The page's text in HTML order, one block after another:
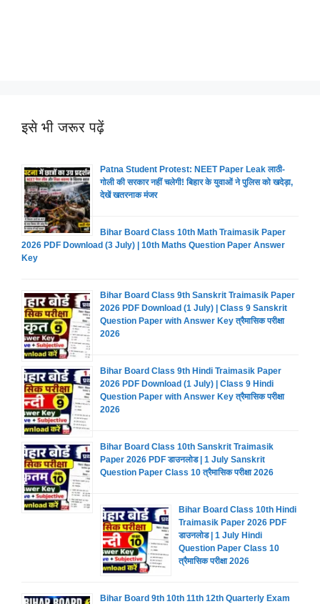
इसे भी जरूर पढ़ें
Patna Student Protest: NEET Paper Leak लाठी-
गोली की सरकार नहीं चलेगी! बिहार के युवाओं ने पुलिस को खदेड़ा,
देखें खतरनाक मंजर
Bihar Board Class 10th Math Traimasik Paper
2026 PDF Download (3 July) | 10th Maths Question Paper Answer
Key
Bihar Board Class 9th Sanskrit Traimasik Paper
2026 PDF Download (1 July) | Class 9 Sanskrit
Question Paper with Answer Key त्रैमासिक परीक्षा
2026
Bihar Board Class 9th Hindi Traimasik Paper
2026 PDF Download (1 July) | Class 9 Hindi
Question Paper with Answer Key त्रैमासिक परीक्षा
2026
Bihar Board Class 10th Sanskrit Traimasik
Paper 2026 PDF डाउनलोड | 1 July Sanskrit
Question Paper Class 10 त्रैमासिक परीक्षा 2026
Bihar Board Class 10th Hindi
Traimasik Paper 2026 PDF
डाउनलोड | 1 July Hindi
Question Paper Class 10
त्रैमासिक परीक्षा 2026
Bihar Board 9th 10th 11th 12th Quarterly Exam